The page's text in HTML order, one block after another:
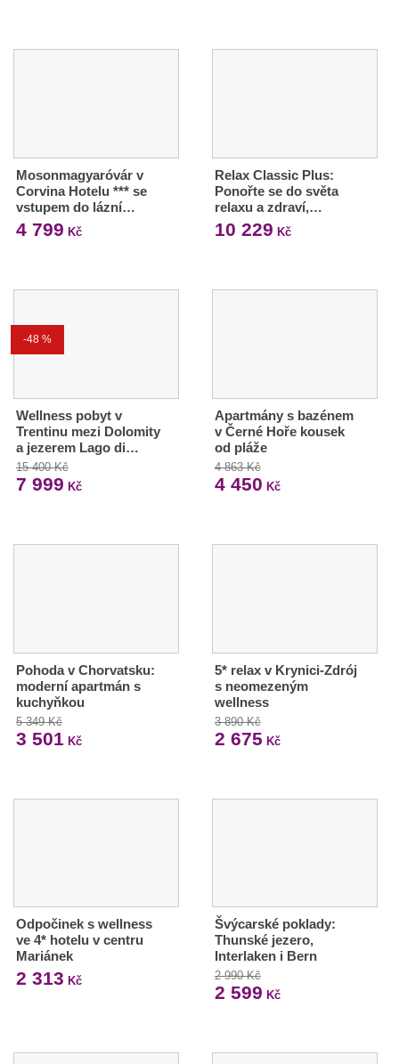
Mosonmagyaróvár v
Corvina Hotelu *** se
vstupem do lázní…
4 799 Kč
Relax Classic Plus:
Ponořte se do světa
relaxu a zdraví,…
10 229 Kč
-48 %
Wellness pobyt v
Trentinu mezi Dolomity
a jezerem Lago di…
15 400 Kč
7 999 Kč
Apartmány s bazénem
v Černé Hoře kousek
od pláže
4 863 Kč
4 450 Kč
Pohoda v Chorvatsku:
moderní apartmán s
kuchyňkou
5 349 Kč
3 501 Kč
5* relax v Krynici-Zdrój
s neomezeným
wellness
3 890 Kč
2 675 Kč
Odpočinek s wellness
ve 4* hotelu v centru
Mariánek
2 313 Kč
Švýcarské poklady:
Thunské jezero,
Interlaken i Bern
2 990 Kč
2 599 Kč